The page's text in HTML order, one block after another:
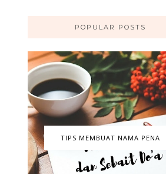
POPULAR POSTS
TIPS MEMBUAT NAMA PENA